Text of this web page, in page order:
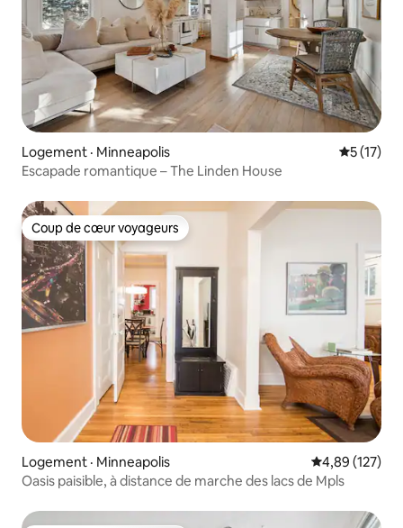
Logement · Minneapolis Note
5 (17)
Escapade romantique – The Linden House
Coup de cœur voyageurs
Coup de cœur voyageurs
Logement · Minneapolis Note
4,89 (127)
Oasis paisible, à distance de marche des lacs de Mpls